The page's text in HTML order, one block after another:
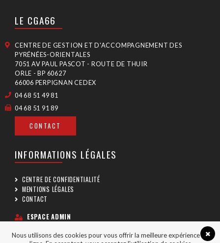
LE CGA66
CENTRE DE GESTION ET D'ACCOMPAGNEMENT DES
PYRÉNÉES-ORIENTALES
7051 AV PAUL PASCOT - ROUTE DE THUIR
ORLE - BP 60627
66006 PERPIGNAN CEDEX
04 68 51 49 81
04 68 51 91 89
CONTACT
INFORMATIONS LÉGALES
CENTRE DE CONFIDENTIALITÉ
MENTIONS LÉGALES
CONTACT
ESPACE ADMIN
Nous utilisons des cookies pour vous offrir la meilleure expérience en